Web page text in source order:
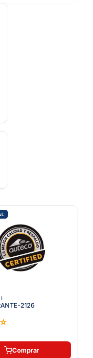
2126
Comprar